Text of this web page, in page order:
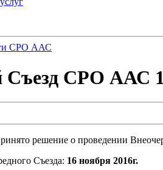
СРО ААС
Съезд СРО ААС
решение о проведении
Съезда: 16 ноября 2016г.